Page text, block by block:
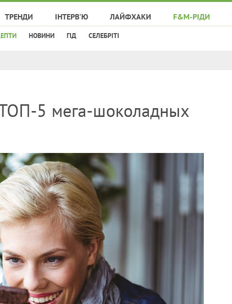
ТРЕНДИ ІНТЕРВ'Ю ЛАЙФХАКИ F&M-РІДИ
НОВИНИ ГІД СЕЛЕБРІТІ
5 мега-шоколадных